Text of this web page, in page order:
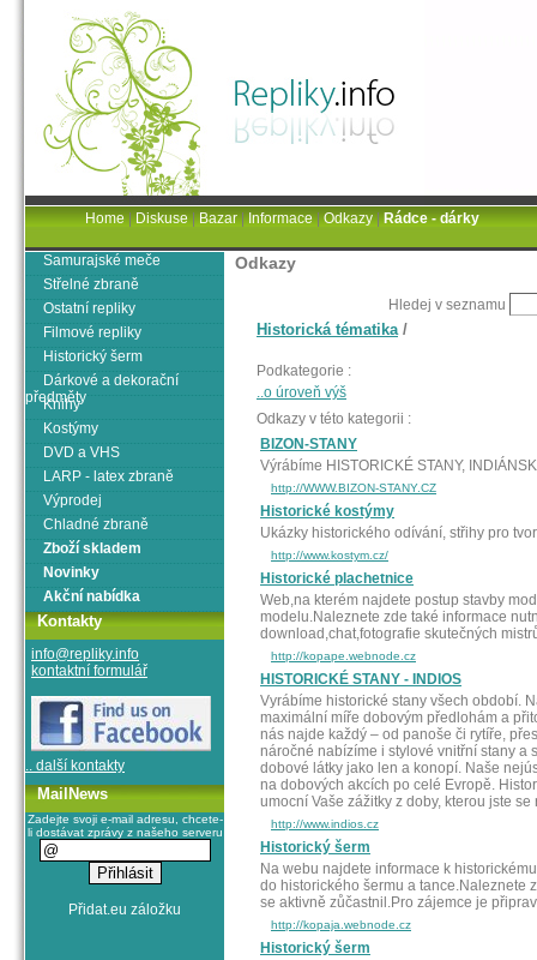
Odkazy
Hledej v seznamu
Historická tématika/
Podkategorie :
..o úroveň výš
Odkazy v této kategorii :
BIZON-STANY
Výrábíme HISTORICKÉ STANY,
http://WWW.BIZON-STANY.CZ
Historické kostýmy
Ukázky historického odívání, střihy pro
http://www.kostym.cz/
Historické plachetnice
Web,na kterém najdete postup stavby
modelu.Naleznete zde také informace
download,chat,fotografie skutečných
http://kopape.webnode.cz
HISTORICKÉ STANY - INDIOS
Vyrábíme historické stany všech období.
maximální míře dobovým předlohám a
nás najde každý – od panoše či rytíře,
náročné nabízíme i stylové vnitřní stany a
dobové látky jako len a konopí. Naše
na dobových akcích po celé Evropě.
umocní Vaše zážitky z doby, kterou jste
http://www.indios.cz
Historický šerm
Na webu najdete informace k
do historického šermu a tance.Naleznete
se aktivně zůčastnil.Pro zájemce je
http://kopaja.webnode.cz
Historický šerm
Samurajské meče
Střelné zbraně
Ostatní repliky
Filmové repliky
Historický šerm
Dárkové a dekorační
předměty
Knihy
Kostýmy
DVD a VHS
LARP - latex zbraně
Výprodej
Chladné zbraně
Zboží skladem
Novinky
Akční nabídka
Kontakty
info@repliky.info
kontaktní formulář
.. další kontakty
MailNews
Zadejte svoji e-mail adresu, chcete-
li dostávat zprávy z našeho serveru
Home|Diskuse|Bazar|Informace|Odkazy|Rádce - dárky